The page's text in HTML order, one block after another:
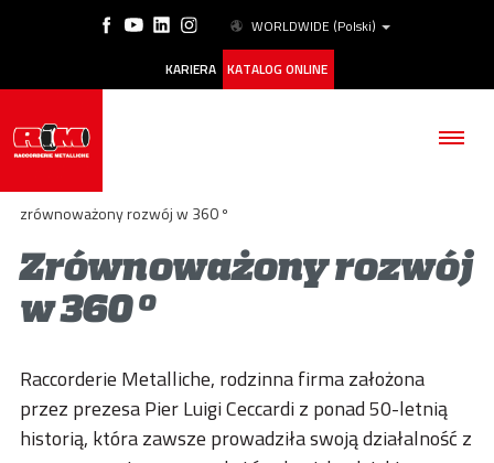
WORLDWIDE (Polski)
KARIERA KATALOG ONLINE
FIRMA
ESG
NASZE HISTORIE
zrównoważony rozwój w 360 º
Zrównoważony rozwój
w 360 º
Raccorderie Metalliche, rodzinna firma założona
przez prezesa Pier Luigi Ceccardi z ponad 50-letnią
historią, która zawsze prowadziła swoją działalność z